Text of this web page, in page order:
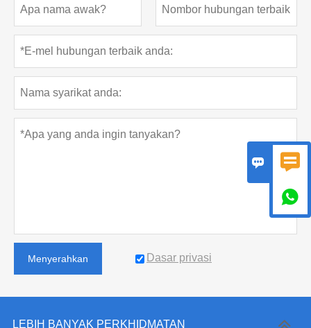
Menyerahkan Dasar privasi
LEBIH BANYAK PERKHIDMATAN
 
